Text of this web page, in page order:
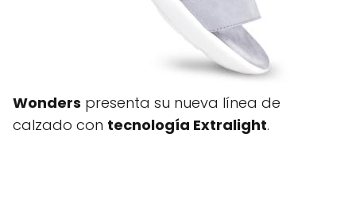
Wonders presenta su nueva línea de
calzado con tecnología Extralight.